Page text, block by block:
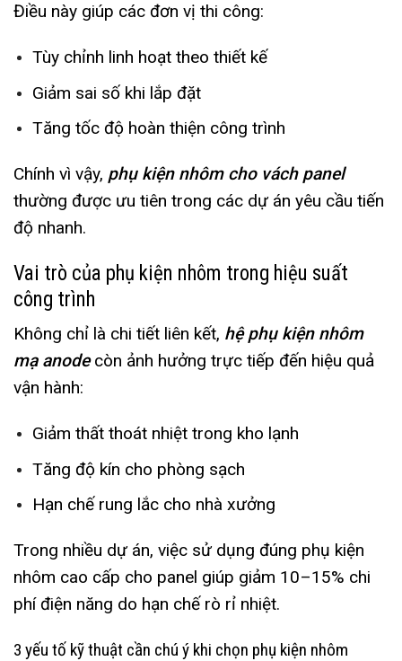
Điều này giúp các đơn vị thi công:
Tùy chỉnh linh hoạt theo thiết kế
Giảm sai số khi lắp đặt
Tăng tốc độ hoàn thiện công trình
Chính vì vậy, phụ kiện nhôm cho vách panel
thường được ưu tiên trong các dự án yêu cầu tiến
độ nhanh.
Vai trò của phụ kiện nhôm trong hiệu suất
công trình
Không chỉ là chi tiết liên kết, hệ phụ kiện nhôm
mạ anodecòn ảnh hưởng trực tiếp đến hiệu quả
vận hành:
Giảm thất thoát nhiệt trong kho lạnh
Tăng độ kín cho phòng sạch
Hạn chế rung lắc cho nhà xưởng
Trong nhiều dự án, việc sử dụng đúng phụ kiện
nhôm cao cấp cho panel giúp giảm 10–15% chi
phí điện năng do hạn chế rò rỉ nhiệt.
3 yếu tố kỹ thuật cần chú ý khi chọn phụ kiện nhôm